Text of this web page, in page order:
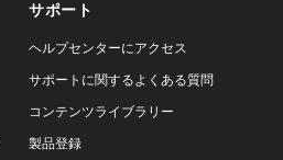
サポート
ヘルプセンターにアクセス
サポートに関するよくある質問
コンテンツライブラリー
製品登録